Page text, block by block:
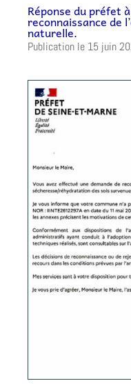
Réponse du préfet
reconnaissance de
naturelle.
15 juin